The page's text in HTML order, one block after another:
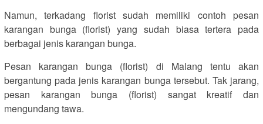
Namun, terkadang florist sudah memiliki contoh pesan
karangan bunga (florist) yang sudah biasa tertera pada
berbagai jenis karangan bunga.
Pesan karangan bunga (florist) di Malang tentu akan
bergantung pada jenis karangan bunga tersebut. Tak jarang,
pesan karangan bunga (florist) sangat kreatif dan
mengundang tawa.